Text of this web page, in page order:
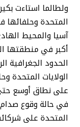
ولطالما استاءت
المتحدة
آسيا والمحيط
أكبر في منطقتها
الحدود الجغرافية
الولايات المتحدة
على نطاق أوسع
في حالة وقوع
المتحدة على